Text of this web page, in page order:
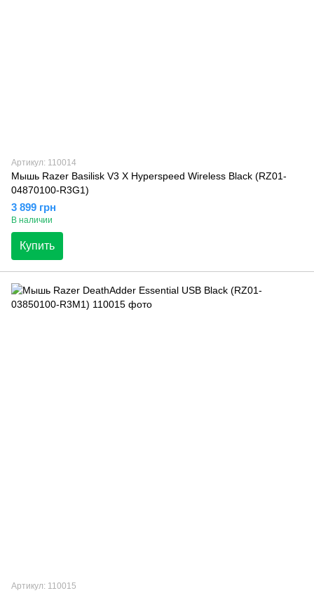
Артикул: 110014
Мышь Razer Basilisk V3 X Hyperspeed Wireless Black (RZ01-
04870100-R3G1)
3 899 грн
В наличии
Купить
Артикул: 110015